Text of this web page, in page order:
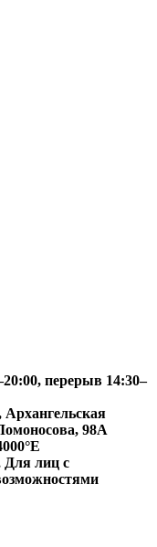
перерыв 14:30–
Архангельская
98А
Для лиц с